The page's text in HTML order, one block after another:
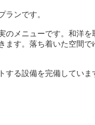
ランです。
のメニューです。和洋
ます。落ち着いた空間
する設備を完備してい